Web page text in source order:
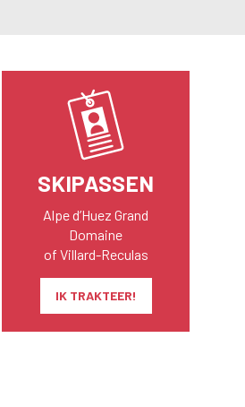
SKIPASSEN
Alpe d’Huez Grand
Domaine
of Villard-Reculas
IK TRAKTEER!